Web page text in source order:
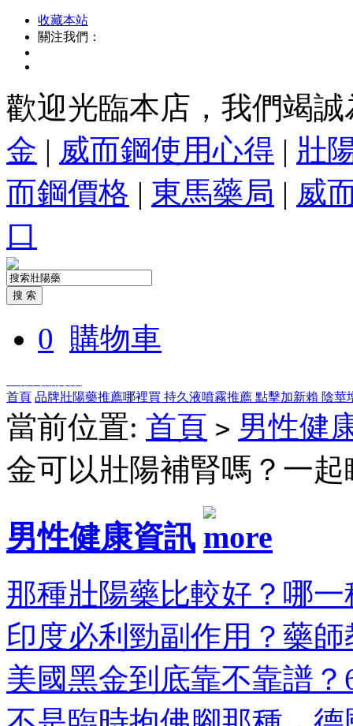
收藏本站
關注我們：
歡迎光臨本店，我們竭
金 | 威而鋼使用心得 | 壯
而鋼價格 | 東馬藥局 | 威
口
0 購物車
首頁 品牌壯陽藥推薦哪裡買 持久液噴霧推薦 點擊加新賴 陰莖
當前位置: 首頁 > 男性健
金可以壯陽補腎嗎？一
男性健康資訊
那種壯陽藥比較好？哪
印度必利勁副作用？藥
美國黑金到底靠不靠譜？